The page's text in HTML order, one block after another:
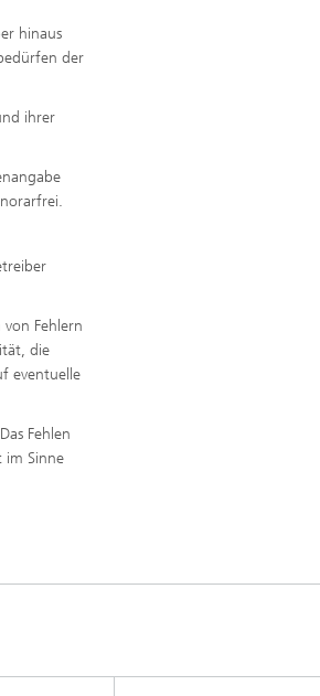
hinaus
der
ihrer
Fehlern
die
eventuelle
Fehlen
im Sinne